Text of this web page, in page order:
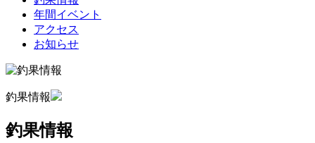
年間イベント
アクセス
お知らせ
釣果情報
釣果情報